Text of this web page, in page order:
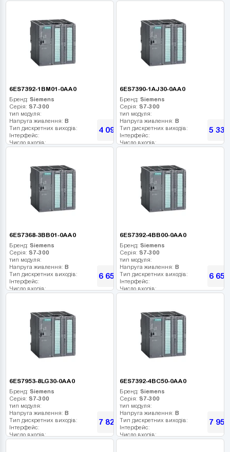
Число дискретних виходів:
Число високочастотних виходів:
Число дискретних виходів:
Число високочастотних виходів:
6ES7392-1BM01-0AA0
Бренд: Siemens
Серія: S7-300
тип модуля:
Напруга живлення: В
Тип дискретних виходів:
Інтерфейс:
Число входів:
Число дискретних виходів:
Число високочастотних виходів:
4 096 грн
6ES7390-1AJ30-0AA0
Бренд: Siemens
Серія: S7-300
тип модуля:
Напруга живлення: В
Тип дискретних виходів:
Інтерфейс:
Число входів:
Число дискретних виходів:
Число високочастотних виходів:
5 335
6ES7368-3BB01-0AA0
Бренд: Siemens
Серія: S7-300
тип модуля:
Напруга живлення: В
Тип дискретних виходів:
Інтерфейс:
Число входів:
Число дискретних виходів:
Число високочастотних виходів:
6 651 грн
6ES7392-4BB00-0AA0
Бренд: Siemens
Серія: S7-300
тип модуля:
Напруга живлення: В
Тип дискретних виходів:
Інтерфейс:
Число входів:
Число дискретних виходів:
Число високочастотних виходів:
6 651
6ES7953-8LG30-0AA0
Бренд: Siemens
Серія: S7-300
тип модуля:
Напруга живлення: В
Тип дискретних виходів:
Інтерфейс:
Число входів:
7 821 грн
6ES7392-4BC50-0AA0
Бренд: Siemens
Серія: S7-300
тип модуля:
Напруга живлення: В
Тип дискретних виходів:
Інтерфейс:
Число входів:
7 958